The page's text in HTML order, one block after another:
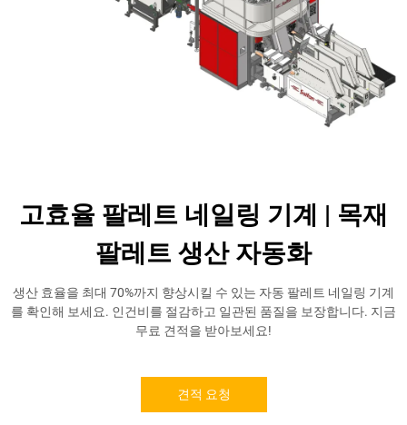
고효율 팔레트 네일링 기계 | 목재
팔레트 생산 자동화
생산 효율을 최대 70%까지 향상시킬 수 있는 자동 팔레트 네일링 기계
를 확인해 보세요. 인건비를 절감하고 일관된 품질을 보장합니다. 지금
무료 견적을 받아보세요!
견적 요청